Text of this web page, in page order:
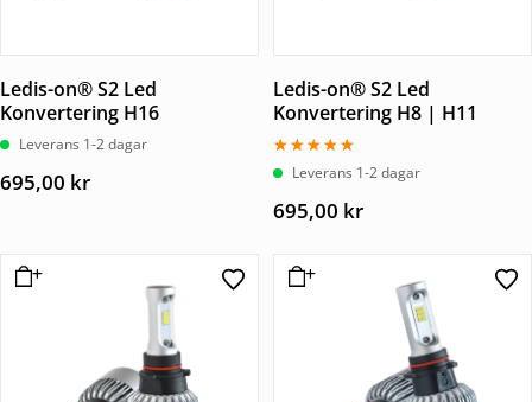
Ledis-on® S2 Led
Konvertering H16
Leverans 1-2 dagar
695,00 kr
Ledis-on® S2 Led
Konvertering H8 | H11
Betygsatt
5.00Leverans 1-2 dagar
695,00 kr